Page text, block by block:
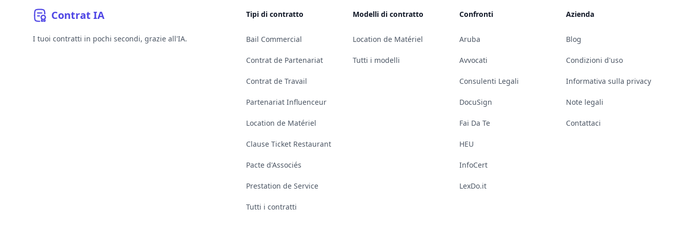
Contrat IA
I tuoi contratti in pochi secondi, grazie all'IA.
Tipi di contratto
Bail Commercial
Contrat de Partenariat
Contrat de Travail
Partenariat Influenceur
Location de Matériel
Clause Ticket Restaurant
Pacte d'Associés
Prestation de Service
Tutti i contratti
Modelli di contratto
Location de Matériel
Tutti i modelli
Confronti
Aruba
Avvocati
Consulenti Legali
DocuSign
Fai Da Te
HEU
InfoCert
LexDo.it
Azienda
Blog
Condizioni d'uso
Informativa sulla privacy
Note legali
Contattaci